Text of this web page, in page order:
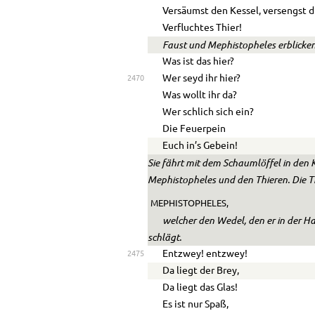
Versäumst den Kessel, versengst
Verfluchtes Thier!
Faust und Mephistopheles
Was ist das hier?
2470
Wer seyd ihr hier?
Was wollt ihr da?
Wer schlich sich ein?
Die Feuerpein
Euch in’s Gebein!
Sie fährt mit dem Schaumlöffel in den
Mephistopheles und den Thieren. Die
MEPHISTOPHELES,
welcher den Wedel, den er in der
schlägt.
2475
Entzwey! entzwey!
Da liegt der Brey,
Da liegt das Glas!
Es ist nur Spaß,